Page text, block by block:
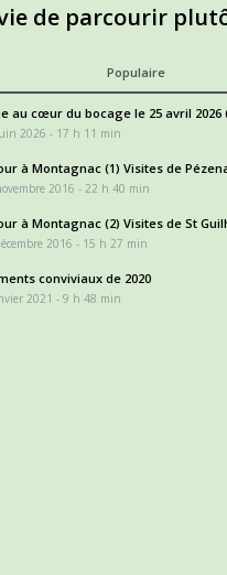
de parcourir
Populaire
au cœur du bocage le 25 avril 2026
2026 - 17 h 11 min
à Montagnac (1) Visites de
2016 - 22 h 40 min
à Montagnac (2) Visites de St
2016 - 15 h 27 min
conviviaux de 2020
2021 - 9 h 48 min